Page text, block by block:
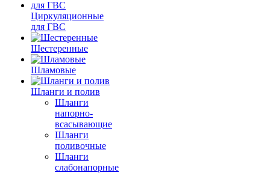
Циркуляционные
для ГВС
Шестеренные
Шламовые
Шланги и полив
Шланги
напорно-
всасывающие
Шланги
поливочные
Шланги
слабонапорные